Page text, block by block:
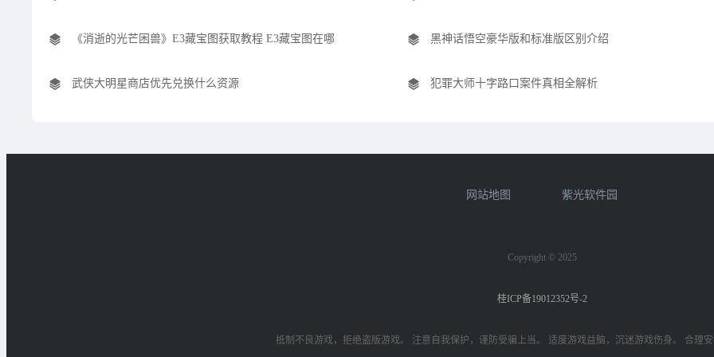
《消逝的光芒困兽》E3藏宝图获取教程 E3藏宝图在哪 黑神话悟空豪华版和标准版区别介绍
武侠大明星商店优先兑换什么资源 犯罪大师十字路口案件真相全解析
网站地图 紫光软件园
Copyright © 2025
桂ICP备19012352号-2
抵制不良游戏，拒绝盗版游戏。 注意自我保护，谨防受骗上当。 适度游戏益脑，沉迷游戏伤身。 合理